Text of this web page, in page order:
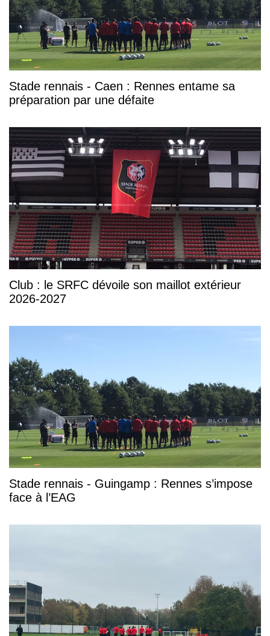
Stade rennais - Caen : Rennes entame sa
préparation par une défaite
Club : le SRFC dévoile son maillot extérieur
2026-2027
Stade rennais - Guingamp : Rennes s’impose
face à l’EAG